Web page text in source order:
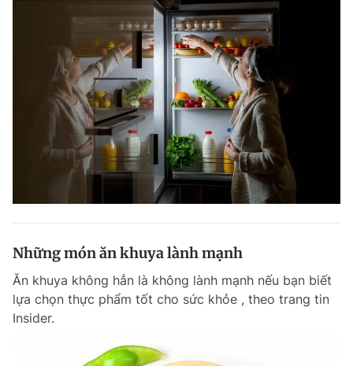
Những món ăn khuya lành mạnh
Ăn khuya không hẳn là không lành mạnh nếu bạn biết
lựa chọn thực phẩm tốt cho sức khỏe , theo trang tin
Insider.